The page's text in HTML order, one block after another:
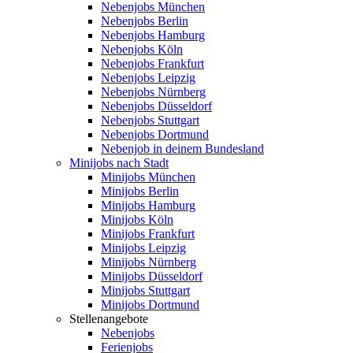
Nebenjobs München
Nebenjobs Berlin
Nebenjobs Hamburg
Nebenjobs Köln
Nebenjobs Frankfurt
Nebenjobs Leipzig
Nebenjobs Nürnberg
Nebenjobs Düsseldorf
Nebenjobs Stuttgart
Nebenjobs Dortmund
Nebenjob in deinem Bundesland
Minijobs nach Stadt
Minijobs München
Minijobs Berlin
Minijobs Hamburg
Minijobs Köln
Minijobs Frankfurt
Minijobs Leipzig
Minijobs Nürnberg
Minijobs Düsseldorf
Minijobs Stuttgart
Minijobs Dortmund
Stellenangebote
Nebenjobs
Ferienjobs